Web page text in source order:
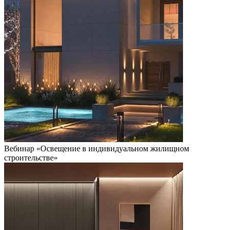
Вебинар «Освещение в индивидуальном жилищном
строительстве»